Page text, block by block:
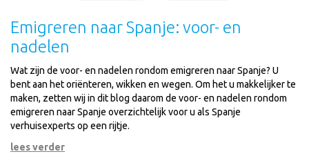
Emigreren naar Spanje: voor- en
nadelen
Wat zijn de voor- en nadelen rondom emigreren naar Spanje? U
bent aan het oriënteren, wikken en wegen. Om het u makkelijker te
maken, zetten wij in dit blog daarom de voor- en nadelen rondom
emigreren naar Spanje overzichtelijk voor u als Spanje
verhuisexperts op een rijtje.
lees verder